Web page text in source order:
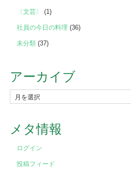
〈文芸〉 (1)
社員の今日の料理 (36)
未分類 (37)
アーカイブ
ー
イ
メタ情報
ログイン
投稿フィード